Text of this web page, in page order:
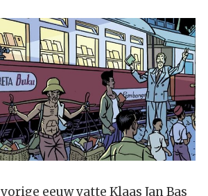
eeuw vatte Klaas Jan Bas